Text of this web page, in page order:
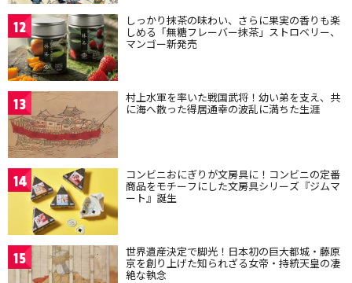
12 しっかり抹茶の味わい、さらに果実の香りも楽
しめる「無糖フレーバー抹茶」ストロベリー、
マンゴー新発売
13 村上水軍を率いた戦国武将！幼い弟を支え、共
に海へ散った得居通幸の波乱に満ちた生涯
14 コンビニおにぎりが文房具に！コンビニの定番
商品をモチーフにした文房具シリーズ『ジムマ
ート』誕生
15 世界遺産決定で脚光！日本初の巨大都城・藤原
京を創り上げた知られざる女帝・持統天皇の凄
絶な執念